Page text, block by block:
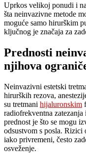
Uprkos velikoj ponudi i
šta neinvazivne metode
moguće samo hirurškim
ključnog je značaja za
Prednosti
njihova
Neinvazivni estetski
hirurških rezova,
su tretmani hijaluronskim
radiofrekventna
prednost je što se mogu
odsustvom s posla.
iako privremeni, često
osveženje.